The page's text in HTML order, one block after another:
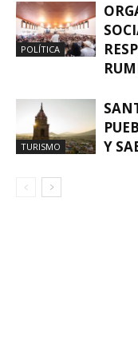
POLÍTICA
TURISMO
Y